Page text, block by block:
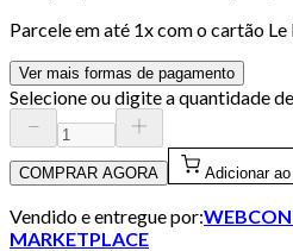
Parcele em até 1x com o cartão
Ver mais formas de pagamento
Selecione ou digite a quantidade
COMPRAR AGORA Adicionar
Vendido e entregue por:
MARKETPLACE